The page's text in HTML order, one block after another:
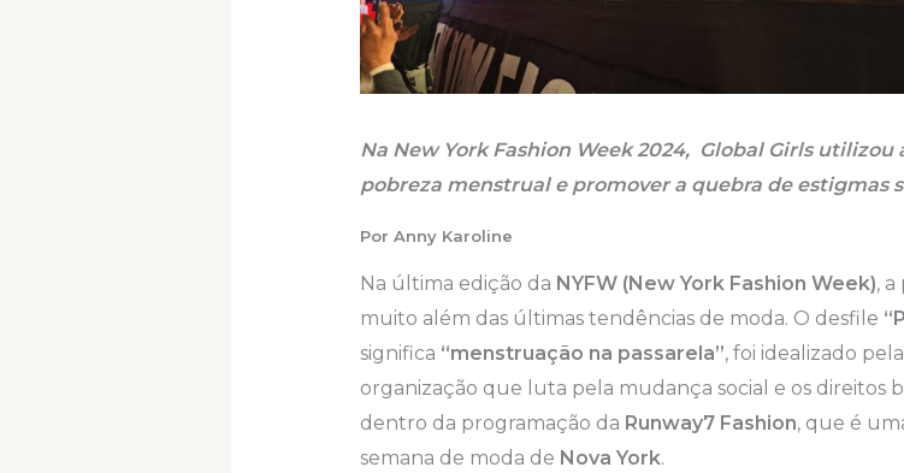
Na New York Fashion Week 2024, Global Girls
pobreza menstrual e promover a quebra de estigmas
Por Anny Karoline
Na última edição da NYFW (New York Fashion Week),
muito além das últimas tendências de moda. O desfile
significa “menstruação na passarela”, foi idealizado pela
organização que luta pela mudança social e os direitos
dentro da programação da Runway7 Fashion, que é
semana de moda de Nova York.